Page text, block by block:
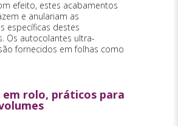
efeito, estes acabamentos
e anulariam as
específicas destes
Os autocolantes ultra-
fornecidos em folhas como
em rolo, práticos para